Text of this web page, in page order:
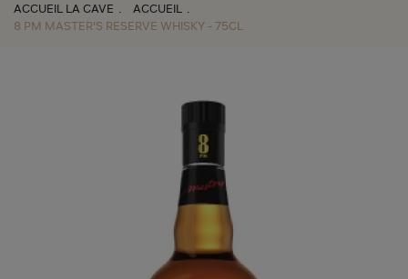
ACCUEIL LA CAVE
ACCUEIL
8 PM MASTER'S RESERVE WHISKY - 75CL